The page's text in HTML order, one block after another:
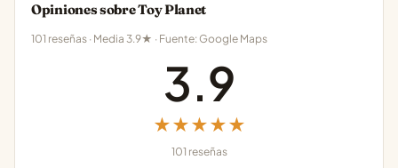
Opiniones sobre Toy Planet
101 reseñas · Media 3.9★ · Fuente: Google Maps
3.9
★★★★★
101 reseñas